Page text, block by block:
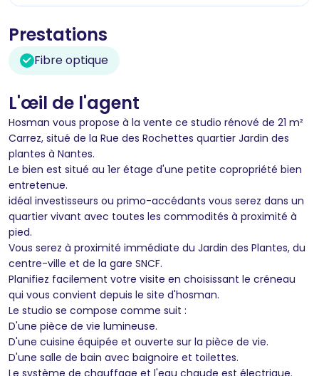
Prestations
Fibre optique
L'œil de l'agent
Hosman vous propose à la vente ce studio rénové de 21 m²
Carrez, situé de la Rue des Rochettes quartier Jardin des
plantes à Nantes.
Le bien est situé au 1er étage d'une petite copropriété bien
entretenue.
idéal investisseurs ou primo-accédants vous serez dans un
quartier vivant avec toutes les commodités à proximité à
pied.
Vous serez à proximité immédiate du Jardin des Plantes, du
centre-ville et de la gare SNCF.
Planifiez facilement votre visite en choisissant le créneau
qui vous convient depuis le site d'hosman.
Le studio se compose comme suit :
D'une pièce de vie lumineuse.
D'une cuisine équipée et ouverte sur la pièce de vie.
D'une salle de bain avec baignoire et toilettes.
Le système de chauffage et l'eau chaude est électrique.